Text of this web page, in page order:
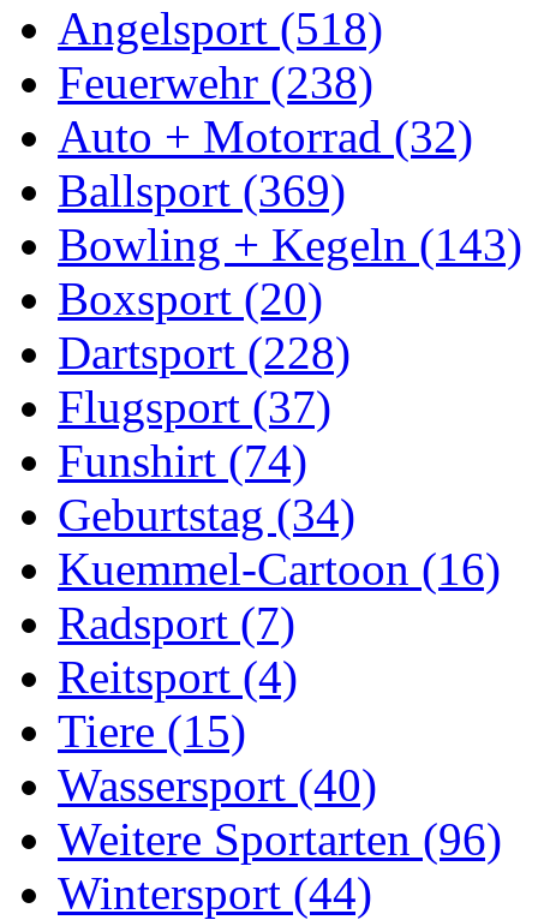
Angelsport (518)
Feuerwehr (238)
Auto + Motorrad (32)
Ballsport (369)
Bowling + Kegeln (143)
Boxsport (20)
Dartsport (228)
Flugsport (37)
Funshirt (74)
Geburtstag (34)
Kuemmel-Cartoon (16)
Radsport (7)
Reitsport (4)
Tiere (15)
Wassersport (40)
Weitere Sportarten (96)
Wintersport (44)